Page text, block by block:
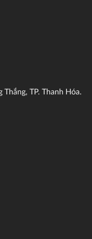
Thắng, TP. Thanh Hóa.